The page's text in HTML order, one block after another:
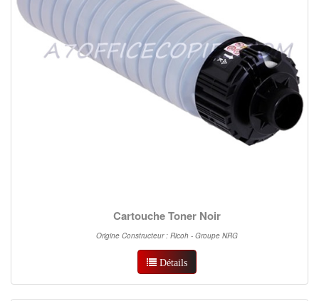
Cartouche Toner Noir
Origine Constructeur : Ricoh - Groupe NRG
Détails